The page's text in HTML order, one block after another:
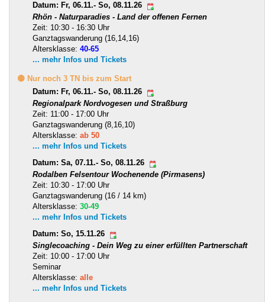
Datum: Fr, 06.11.- So, 08.11.26
Rhön - Naturparadies - Land der offenen Fernen
Zeit: 10:30 - 16:30 Uhr
Ganztagswanderung (16,14,16)
Altersklasse: 40-65
... mehr Infos und Tickets
🟡 Nur noch 3 TN bis zum Start
Datum: Fr, 06.11.- So, 08.11.26
Regionalpark Nordvogesen und Straßburg
Zeit: 11:00 - 17:00 Uhr
Ganztagswanderung (8,16,10)
Altersklasse: ab 50
... mehr Infos und Tickets
Datum: Sa, 07.11.- So, 08.11.26
Rodalben Felsentour Wochenende (Pirmasens)
Zeit: 10:30 - 17:00 Uhr
Ganztagswanderung (16 / 14 km)
Altersklasse: 30-49
... mehr Infos und Tickets
Datum: So, 15.11.26
Singlecoaching - Dein Weg zu einer erfüllten Partnerschaft
Zeit: 10:00 - 17:00 Uhr
Seminar
Altersklasse: alle
... mehr Infos und Tickets